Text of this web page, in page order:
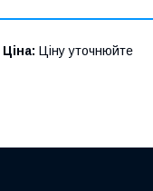
Ціна: Ціну уточнюйте